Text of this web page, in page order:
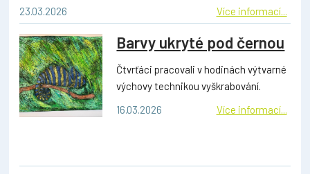
23.03.2026 Více informací...
Barvy ukryté pod černou
Čtvrťáci pracovali v hodinách výtvarné
výchovy technikou vyškrabování.
16.03.2026
Více informací...